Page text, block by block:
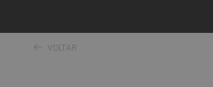
VOLTAR